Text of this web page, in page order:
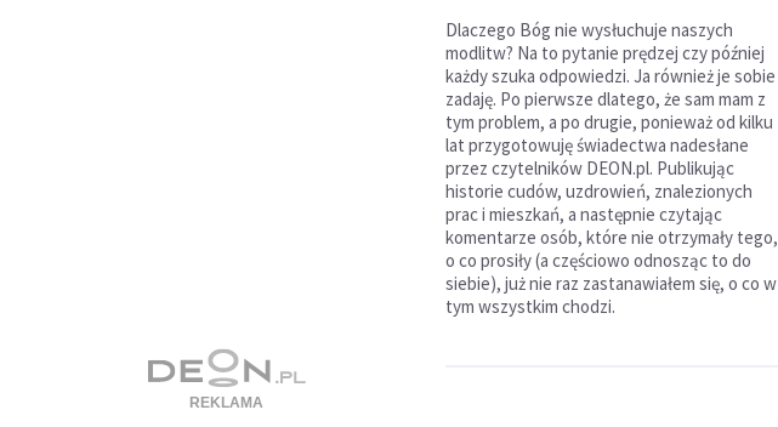
Dlaczego Bóg nie wysłuchuje naszych
modlitw? Na to pytanie prędzej czy później
każdy szuka odpowiedzi. Ja również je sobie
zadaję. Po pierwsze dlatego, że sam mam z
tym problem, a po drugie, ponieważ od kilku
lat przygotowuję świadectwa nadesłane
przez czytelników DEON.pl. Publikując
historie cudów, uzdrowień, znalezionych
prac i mieszkań, a następnie czytając
komentarze osób, które nie otrzymały tego,
o co prosiły (a częściowo odnosząc to do
siebie), już nie raz zastanawiałem się, o co w
tym wszystkim chodzi.